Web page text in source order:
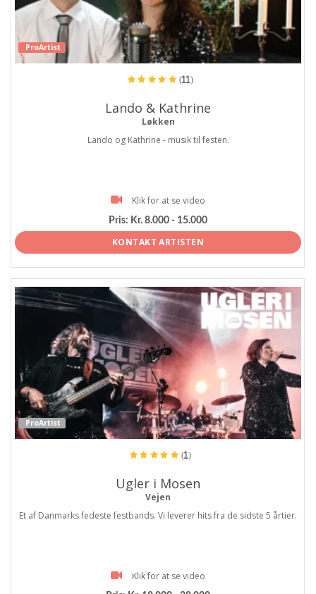
ProArtist
(11)
Lando & Kathrine
Løkken
Lando og Kathrine - musik til festen.
Klik for at se video
Pris: Kr. 8.000 - 15.000
KONTAKT ARTISTEN
ProArtist
(1)
Ugler i Mosen
Vejen
Et af Danmarks fedeste festbands. Vi leverer hits fra de sidste 5 årtier.
Klik for at se video